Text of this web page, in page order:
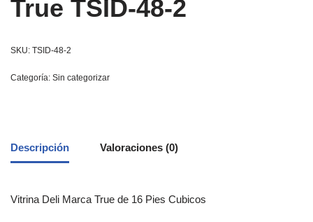
True TSID-48-2
SKU: TSID-48-2
Categoría: Sin categorizar
Descripción Valoraciones (0)
Vitrina Deli Marca True de 16 Pies Cubicos